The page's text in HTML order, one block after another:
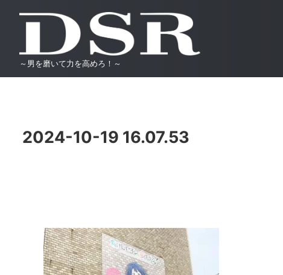
～男を磨いて力を高めろ！～
2024-10-19 16.07.53